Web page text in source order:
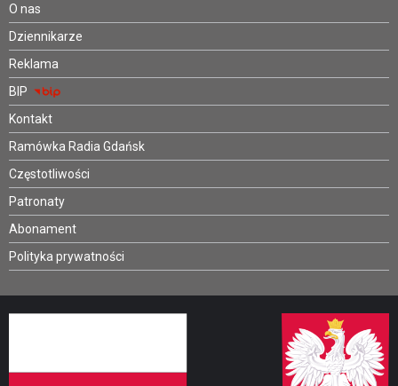
O nas
Dziennikarze
Reklama
BIP
Kontakt
Ramówka Radia Gdańsk
Częstotliwości
Patronaty
Abonament
Polityka prywatności